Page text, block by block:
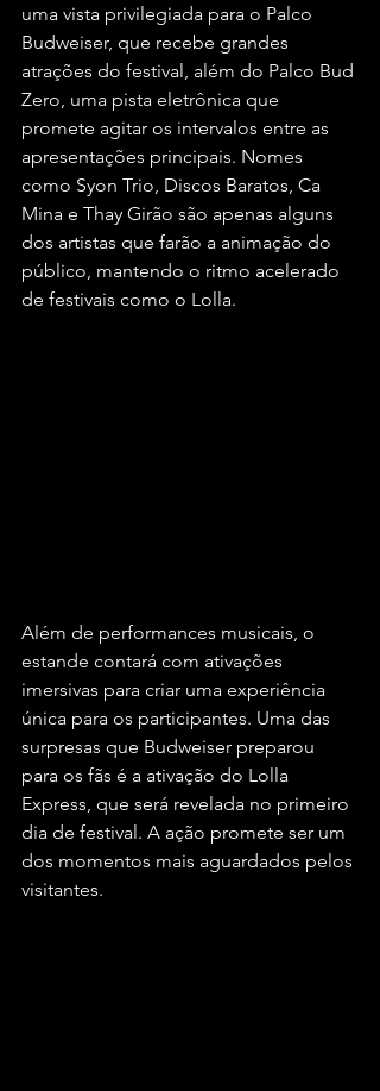
uma vista privilegiada para o Palco
Budweiser, que recebe grandes
atrações do festival, além do Palco Bud
Zero, uma pista eletrônica que
promete agitar os intervalos entre as
apresentações principais. Nomes
como Syon Trio, Discos Baratos, Ca
Mina e Thay Girão são apenas alguns
dos artistas que farão a animação do
público, mantendo o ritmo acelerado
de festivais como o Lolla.
Além de performances musicais, o
estande contará com ativações
imersivas para criar uma experiência
única para os participantes. Uma das
surpresas que Budweiser preparou
para os fãs é a ativação do Lolla
Express, que será revelada no primeiro
dia de festival. A ação promete ser um
dos momentos mais aguardados pelos
visitantes.